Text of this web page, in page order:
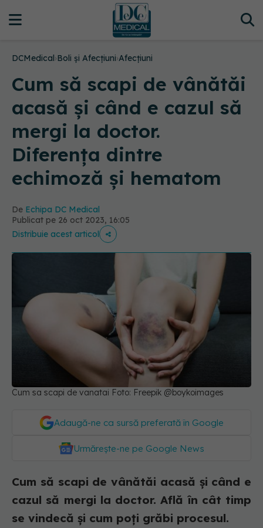
DCMedical›Boli și Afecțiuni›Afecțiuni
Cum să scapi de vânătăi
acasă și când e cazul să
mergi la doctor.
Diferența dintre
echimoză și hematom
De Echipa DC Medical
Publicat pe 26 oct 2023, 16:05
Distribuie acest articol
Cum sa scapi de vanatai Foto: Freepik @boykoimages
Adaugă-ne ca sursă preferată în Google
Urmărește-ne pe Google News
Cum să scapi de vânătăi acasă și când e
cazul să mergi la doctor. Află în cât timp
se vindecă și cum poți grăbi procesul.